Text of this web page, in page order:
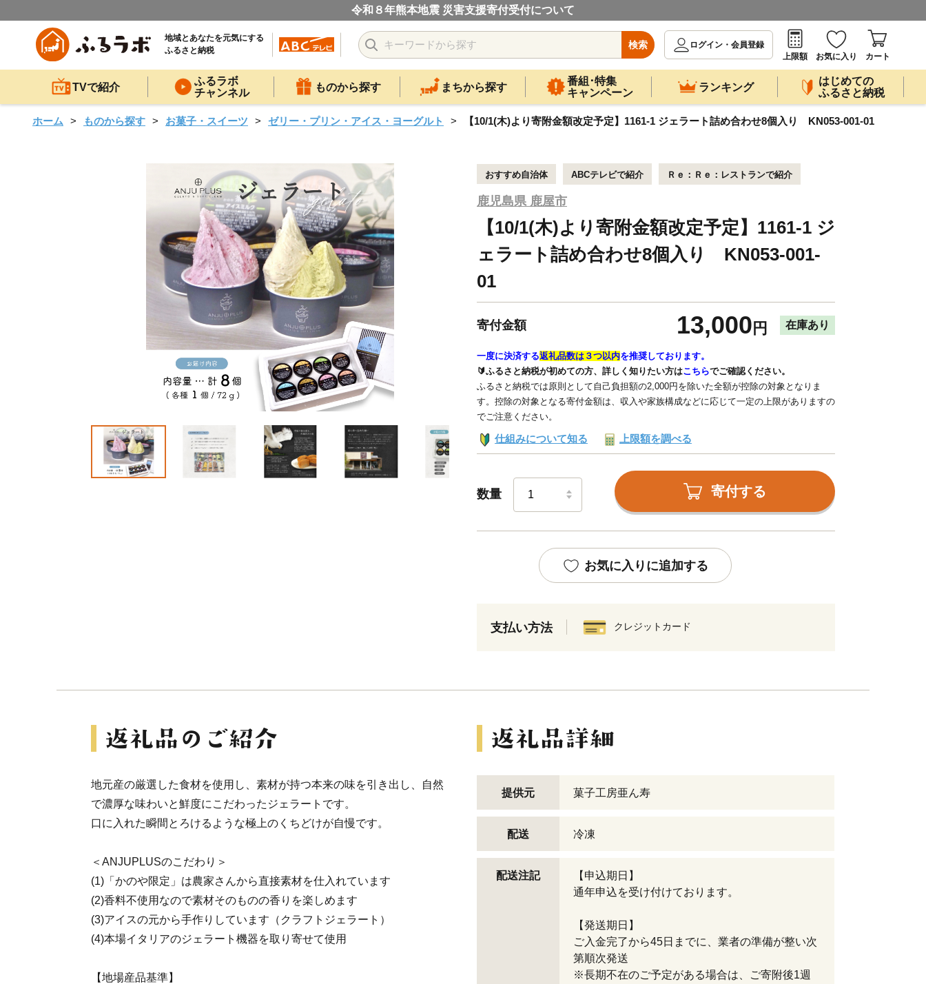
令和８年熊本地震 災害支援寄付受付について
地域とあなたを元気にする
ふるさと納税
検索
ログイン・会員登録
上限額
お気に入り カート
TVで紹介
ふるラボ
チャンネル
ものから探す まちから探す
番組･特集
キャンペーン
ランキング
はじめての
ふるさと納税
ホーム ものから探す お菓子・スイーツ ゼリー・プリン・アイス・ヨーグルト 【10/1(木)より寄附金額改定予定】1161-1 ジェラート詰め合わせ8個入り KN053-001-01
おすすめ自治体 ABCテレビで紹介 Ｒｅ：Ｒｅ：レストランで紹介
鹿児島県 鹿屋市
【10/1(木)より寄附金額改定予定】1161-1 ジ
ェラート詰め合わせ8個入り KN053-001-
01
寄付金額 13,000 円 在庫あり
一度に決済する返礼品数は３つ以内を推奨しております。
🔰ふるさと納税が初めての方、詳しく知りたい方はこちらでご確認ください。
ふるさと納税では原則として自己負担額の2,000円を除いた全額が控除の対象となりま
す。控除の対象となる寄付金額は、収入や家族構成などに応じて一定の上限がありますの
でご注意ください。
仕組みについて知る 上限額を調べる
数量 寄付する
お気に入りに追加する
支払い方法 クレジットカード
地元産の厳選した食材を使用し、素材が持つ本来の味を引き出し、自然
で濃厚な味わいと鮮度にこだわったジェラートです。
口に入れた瞬間とろけるような極上のくちどけが自慢です。
＜ANJUPLUSのこだわり＞
(1)「かのや限定」は農家さんから直接素材を仕入れています
(2)香料不使用なので素材そのものの香りを楽しめます
(3)アイスの元から手作りしています（クラフトジェラート）
(4)本場イタリアのジェラート機器を取り寄せて使用
【地場産品基準】
提供元 菓子工房亜ん寿
配送 冷凍
配送注記
【申込期日】
通年申込を受け付けております。
【発送期日】
ご入金完了から45日までに、業者の準備が整い次
第順次発送
※長期不在のご予定がある場合は、ご寄附後1週